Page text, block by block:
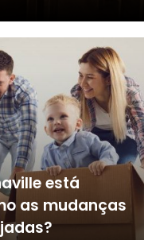
está
as mudanças